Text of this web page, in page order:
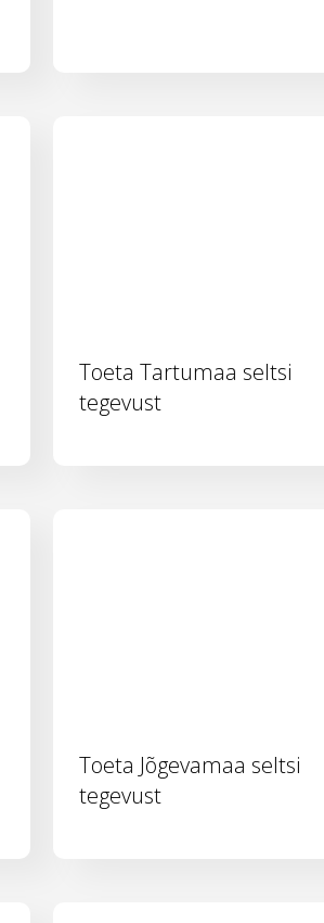
Toeta Tartumaa seltsi
tegevust
Toeta Jõgevamaa seltsi
tegevust